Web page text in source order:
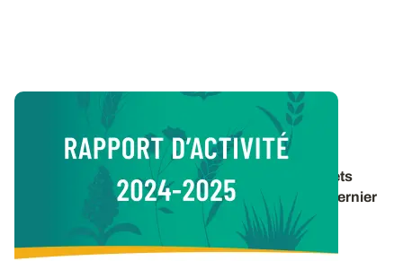
Rapport d’activité 2024-2025
Retrouvez un panorama des travaux et des projets
d’ARVALIS pour la période 2024-2025 dans le dernier
rapport d’activité de l’institut. 40 pages pour